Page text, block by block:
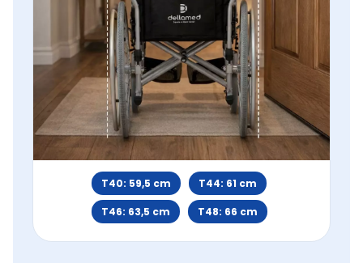
T40: 59,5 cm T44: 61 cm
T46: 63,5 cm T48: 66 cm